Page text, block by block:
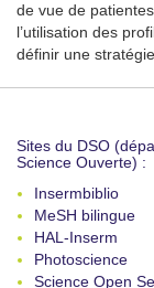
de vue de
l’utilisation des
définir une stratégie
Sites du DSO
Science Ouverte) :
Insermbiblio
MeSH bilingue
HAL-Inserm
Photoscience
Science Open